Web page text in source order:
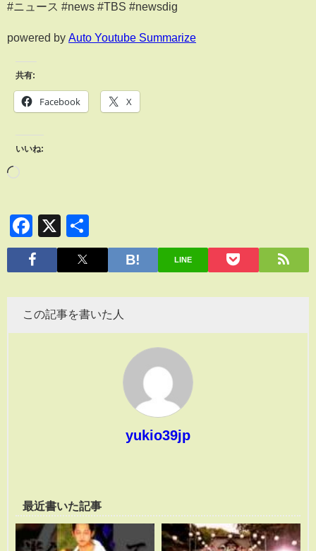
#ニュース #news #TBS #newsdig
powered by Auto Youtube Summarize
共有:
Facebook X
いいね:
Facebook
X
有
LINE
この記事を書いた人
yukio39jp
最近書いた記事